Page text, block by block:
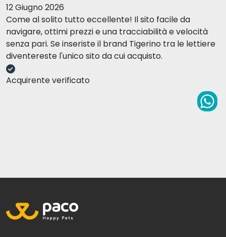
12 Giugno 2026
Come al solito tutto eccellente! Il sito facile da
navigare, ottimi prezzi e una tracciabilità e velocità
senza pari. Se inseriste il brand Tigerino tra le lettiere
diventereste l'unico sito da cui acquisto.
Acquirente verificato